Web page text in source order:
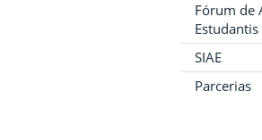
Fórum de
Estudantis
SIAE
Parcerias